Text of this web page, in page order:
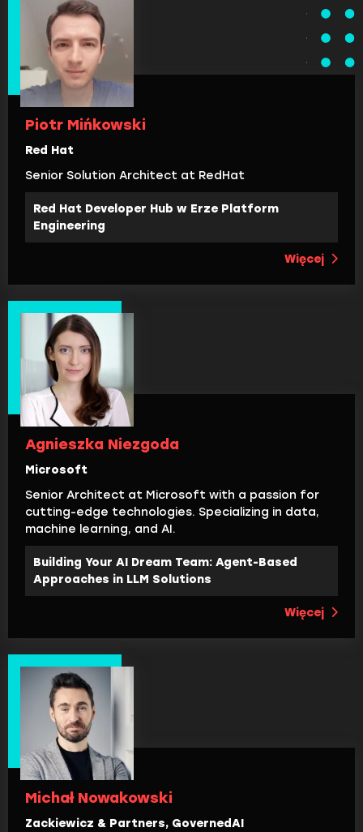
Piotr Mińkowski
Red Hat
Senior Solution Architect at RedHat
Red Hat Developer Hub w Erze Platform
Engineering
Więcej
Agnieszka Niezgoda
Microsoft
Senior Architect at Microsoft with a passion for
cutting-edge technologies. Specializing in data,
machine learning, and AI.
Building Your AI Dream Team: Agent-Based
Approaches in LLM Solutions
Więcej
Michał Nowakowski
Zackiewicz & Partners, GovernedAI